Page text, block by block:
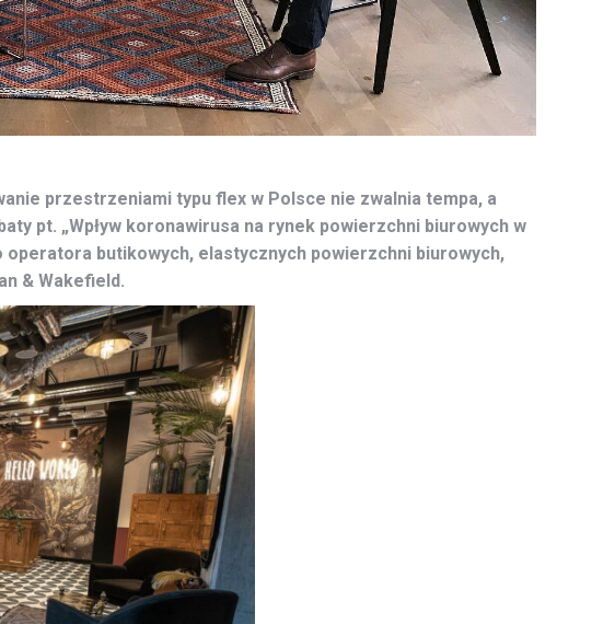
przestrzeniami typu flex w Polsce nie zwalnia tempa, a
pt. „Wpływ koronawirusa na rynek powierzchni biurowych w
operatora butikowych, elastycznych powierzchni biurowych,
& Wakefield.